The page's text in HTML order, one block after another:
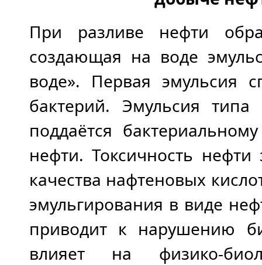
При разливе нефти
создающая на воде
воде». Первая эмульсия
бактерий. Эмульсия
поддаётся
нефти. Токсичность
качества нафтеновых
эмульгирования в виде
приводит к нарушению
влияет на физико-